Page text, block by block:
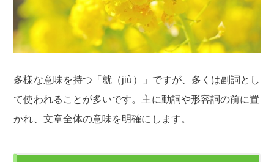
多様な意味を持つ「就（jiù）」ですが、多くは副詞とし
て使われることが多いです。主に動詞や形容詞の前に置
かれ、文章全体の意味を明確にします。